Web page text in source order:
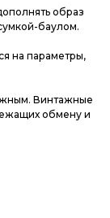
образ
баулом.
на параметры,
Винтажные
обмену и